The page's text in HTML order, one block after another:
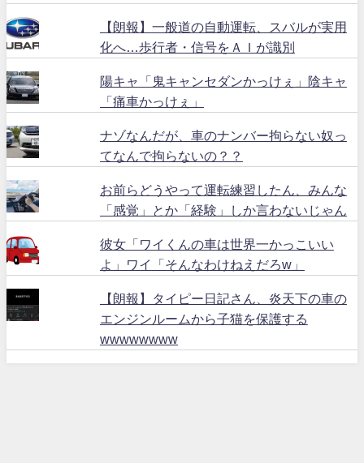
【朗報】一般道の自動運転、スバルが実用
化へ…歩行者・信号をＡＩが識別
陽キャ「鬼キャンセダンかっけぇ」陰キャ
「痛車かっけぇ」
ナゾなんだが、車のナンバー拘らない奴っ
てなんで拘らないの？？
お前らどうやって運転練習したん、みんな
「感覚」とか「経験」しか言わないじゃん
彼女「ワイくんの車は世界一かっこいい
よ」ワイ「そんなわけねえだろw」
【朗報】タイピー日記さん、炎天下の車の
エンジンルームから子猫を保護する
wwwwwwww